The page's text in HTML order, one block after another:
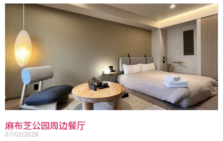
麻布芝公园周边餐厅
07/02/2026